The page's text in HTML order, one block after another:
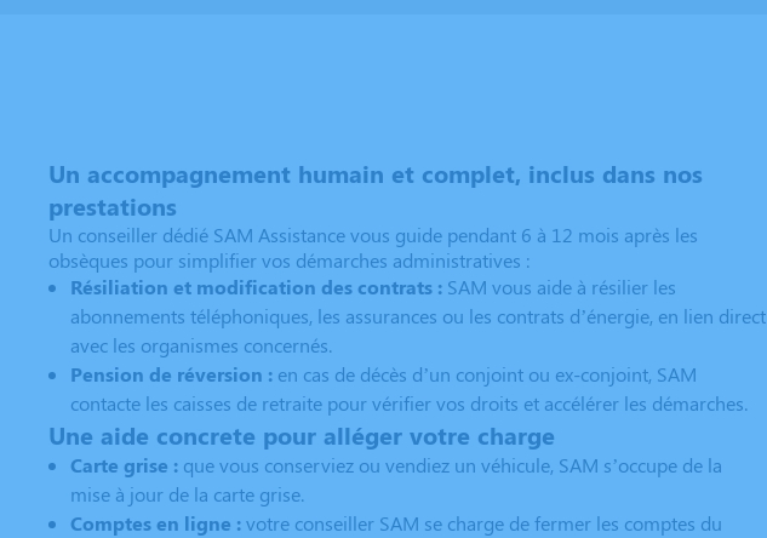
Un accompagnement humain et complet, inclus dans nos
prestations
Un conseiller dédié SAM Assistance vous guide pendant 6 à 12 mois après les
obsèques pour simplifier vos démarches administratives :
Résiliation et modification des contrats : SAM vous aide à résilier les
abonnements téléphoniques, les assurances ou les contrats d’énergie, en lien direct
avec les organismes concernés.
Pension de réversion : en cas de décès d’un conjoint ou ex-conjoint, SAM
contacte les caisses de retraite pour vérifier vos droits et accélérer les démarches.
Une aide concrete pour alléger votre charge
Carte grise : que vous conserviez ou vendiez un véhicule, SAM s’occupe de la
mise à jour de la carte grise.
Comptes en ligne :votre conseiller SAM se charge de fermer les comptes du